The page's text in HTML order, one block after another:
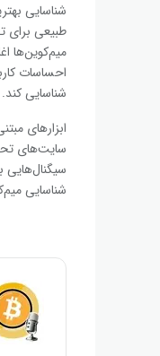
شناسایی
طبیعی برای
میم‌کوین‌ها
احساسات
شناسایی کند.
ابزارهای
سایت‌های
سیگنال‌هایی
شناسایی